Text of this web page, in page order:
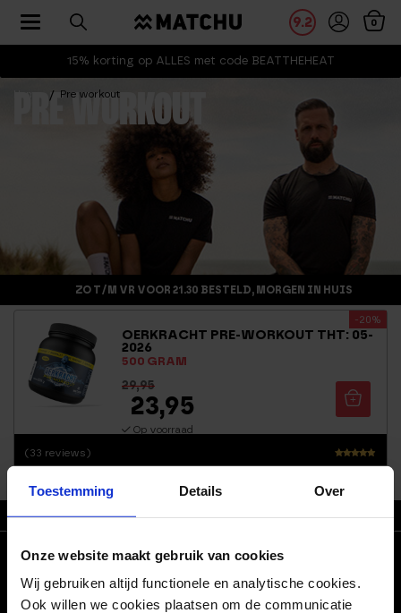
Toestemming Details Over
Onze website maakt gebruik van cookies
Wij gebruiken altijd functionele en analytische cookies.
Ook willen we cookies plaatsen om de communicatie
15% korting op ALLES met code BEATTHEHEAT
9.2 0
Toggle navigation
Pre workout
PRE WORKOUT
ZO T/M VR VOOR 21.30 BESTELD, MORGEN IN HUIS
OERKRACHT PRE-WORKOUT THT: 05-
2026
500 GRAM
-20%
Waarderi
4.71
(33 reviews)
29,95
23,95
Op voorraad
ZO T/M VR VOOR 21.30 BESTELD, MORGEN IN HUIS
CONNECT WITH US!
Facebook Pinterest